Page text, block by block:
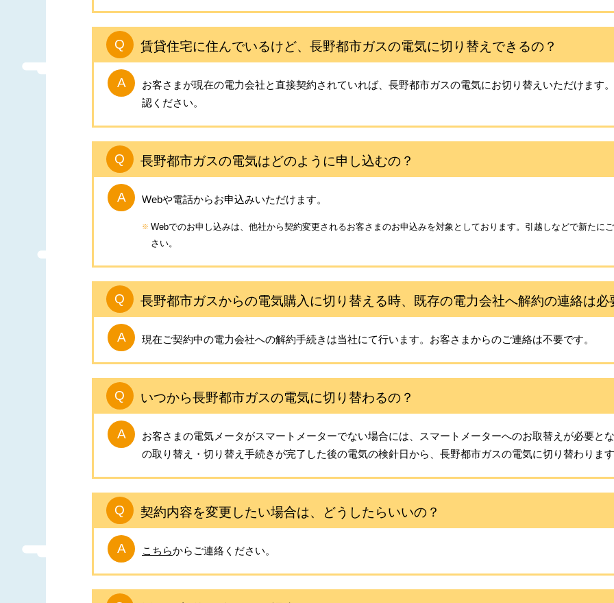
賃貸住宅に住んでいるけど、長野都市ガスの電気に切り替えできるの？
お客さまが現在の電力会社と直接契約されていれば、長野都市ガスの電気にお切り替えいただけます
認ください。
長野都市ガスの電気はどのように申し込むの？
Webや電話からお申込みいただけます。
Webでのお申し込みは、他社から契約変更されるお客さまのお申込みを対象としております。引越しなどで新たに
さい。
長野都市ガスからの電気購入に切り替える時、既存の電力会社へ解約の連絡は必
現在ご契約中の電力会社への解約手続きは当社にて行います。お客さまからのご連絡は不要です。
いつから長野都市ガスの電気に切り替わるの？
お客さまの電気メータがスマートメーターでない場合には、スマートメーターへのお取替えが必要と
の取り替え・切り替え手続きが完了した後の電気の検針日から、長野都市ガスの電気に切り替わります
契約内容を変更したい場合は、どうしたらいいの？
こちらからご連絡ください。